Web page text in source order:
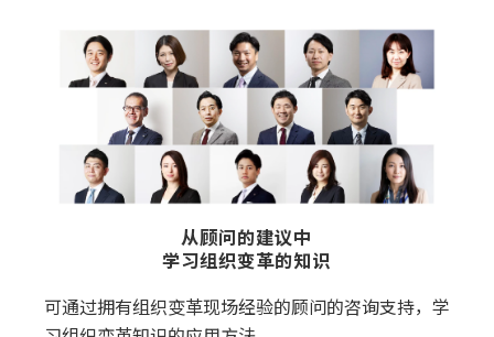
从顾问的建议中
学习组织变革的知识
可通过拥有组织变革现场经验的顾问的咨询支持，学